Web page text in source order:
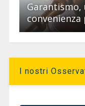
Garantismo,
I nostri